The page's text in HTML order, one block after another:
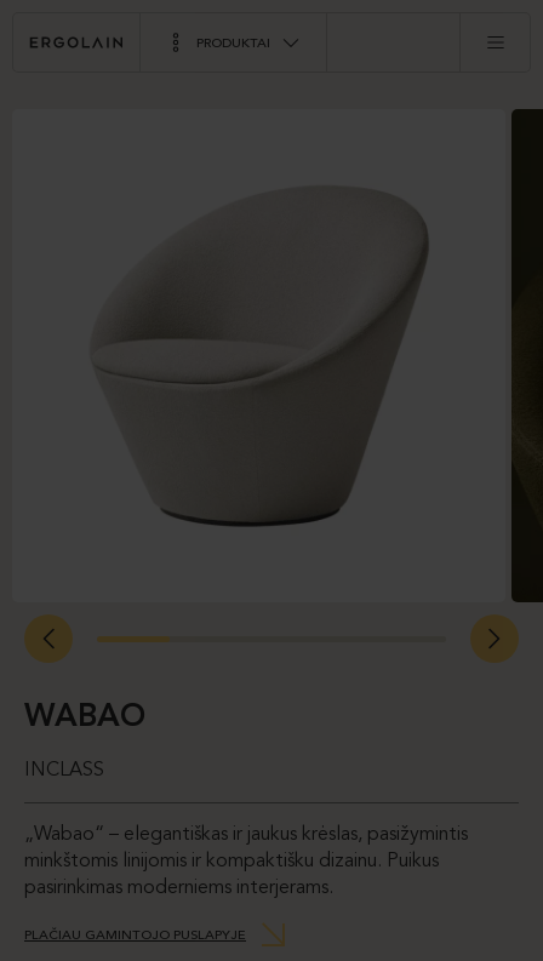
PRODUKTAI
WABAO
INCLASS
„Wabao“ – elegantiškas ir jaukus krėslas, pasižymintis
minkštomis linijomis ir kompaktišku dizainu. Puikus
pasirinkimas moderniems interjerams.
PLAČIAU GAMINTOJO PUSLAPYJE